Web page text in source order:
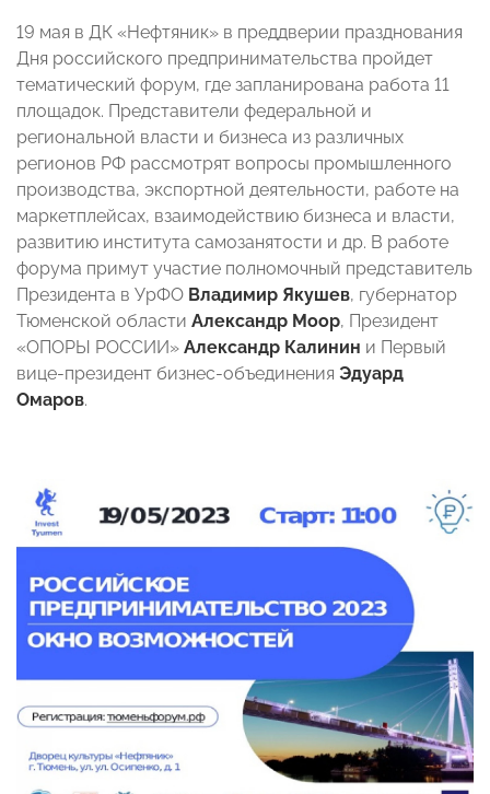
19 мая в ДК «Нефтяник» в преддверии празднования
Дня российского предпринимательства пройдет
тематический форум, где запланирована работа 11
площадок. Представители федеральной и
региональной власти и бизнеса из различных
регионов РФ рассмотрят вопросы промышленного
производства, экспортной деятельности, работе на
маркетплейсах, взаимодействию бизнеса и власти,
развитию института самозанятости и др. В работе
форума примут участие полномочный представитель
Президента в УрФО Владимир Якушев, губернатор
Тюменской области Александр Моор, Президент
«ОПОРЫ РОССИИ» Александр Калинин и Первый
вице-президент бизнес-объединения Эдуард
Омаров.